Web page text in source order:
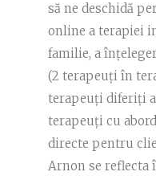
să ne deschidă
online a terapiei
familie, a
(2 terapeuți în
terapeuți diferiți
terapeuți cu
directe pentru
Arnon se reflecta